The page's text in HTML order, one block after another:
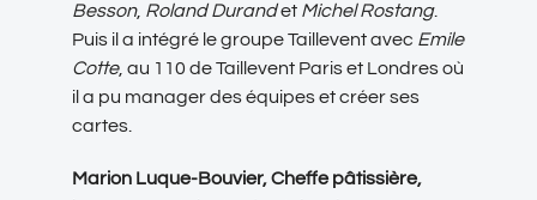
Besson, Roland Durandet Michel Rostang.
Puis il a intégré le groupe Taillevent avec Emile
Cotte, au 110 de Taillevent Paris et Londres où
il a pu manager des équipes et créer ses
cartes.
Marion Luque-Bouvier, Cheffe pâtissière,